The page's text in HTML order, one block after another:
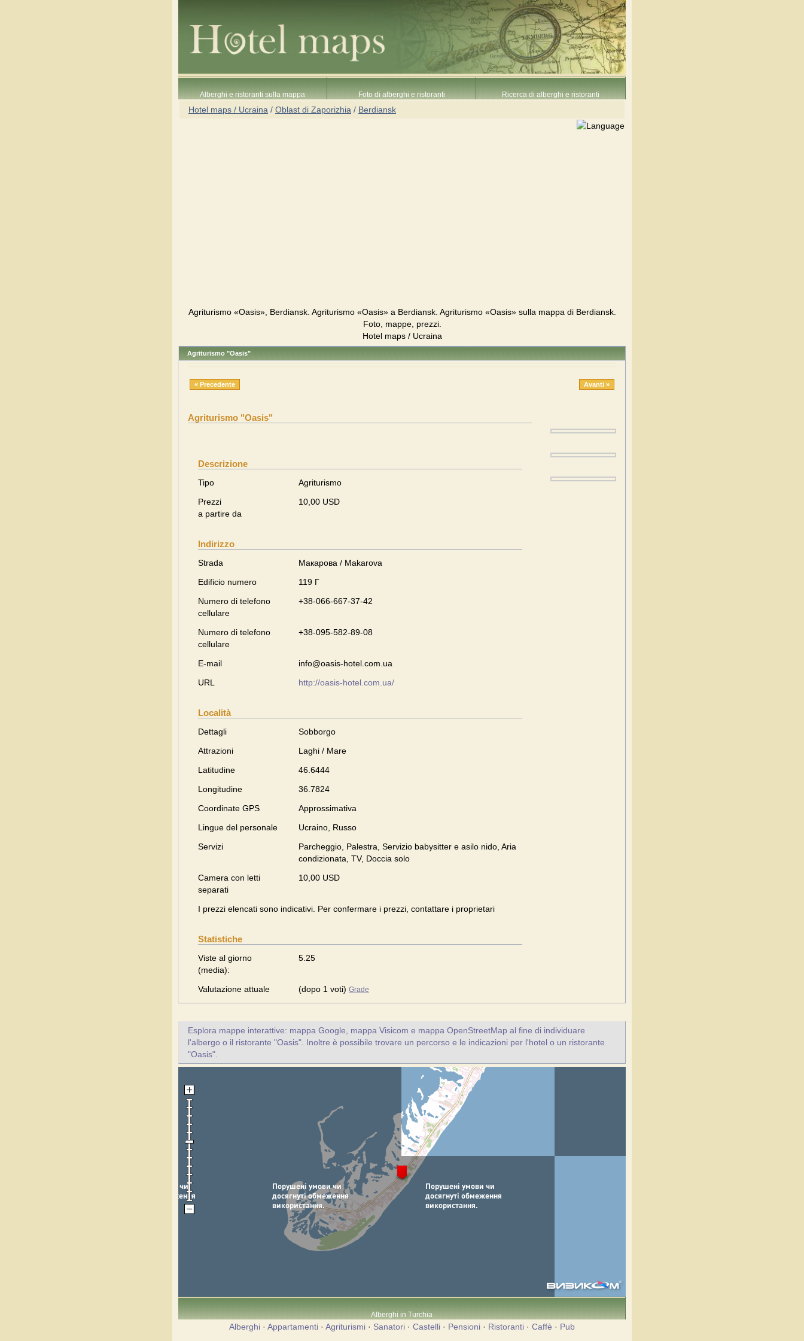
Alberghi e ristoranti sulla mappa Foto di alberghi e ristoranti Ricerca di alberghi e ristoranti
Hotel maps / Ucraina / Oblast di Zaporizhia / Berdiansk
Agriturismo «Oasis», Berdiansk. Agriturismo «Oasis» a Berdiansk. Agriturismo «Oasis» sulla mappa di Berdiansk.
Foto, mappe, prezzi.
Hotel maps / Ucraina
Agriturismo "Oasis"
« Precedente Avanti »
Agriturismo "Oasis"
Descrizione
Tipo
Agriturismo
Prezzi
a partire da
10,00 USD
Indirizzo
Strada
Макарова / Makarova
Edificio numero
119 Г
Numero di telefono
cellulare
+38-066-667-37-42
Numero di telefono
cellulare
+38-095-582-89-08
E-mail
info@oasis-hotel.com.ua
URL
http://oasis-hotel.com.ua/
Località
Dettagli
Sobborgo
Attrazioni
Laghi / Mare
Latitudine
46.6444
Longitudine
36.7824
Coordinate GPS
Approssimativa
Lingue del personale
Ucraino, Russo
Servizi
Parcheggio, Palestra, Servizio babysitter e asilo nido, Aria
condizionata, TV, Doccia solo
Camera con letti
separati
10,00 USD
I prezzi elencati sono indicativi. Per confermare i prezzi, contattare i proprietari
Statistiche
Viste al giorno
(media):
5.25
Valutazione attuale (dopo 1 voti) Grade
Esplora mappe interattive: mappa Google, mappa Visicom e mappa OpenStreetMap al fine di individuare
l'albergo o il ristorante "Oasis". Inoltre è possibile trovare un percorso e le indicazioni per l'hotel o un ristorante
"Oasis".
Alberghi in Turchia
Alberghi · Appartamenti · Agriturismi · Sanatori · Castelli · Pensioni · Ristoranti · Caffè · Pub